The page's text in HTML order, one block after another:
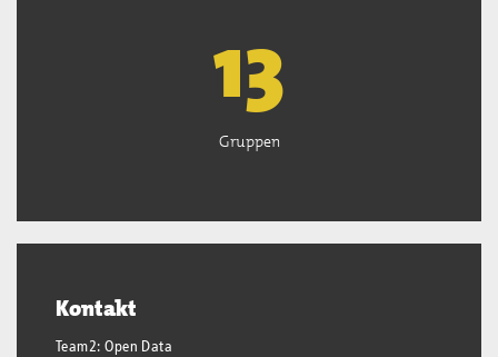
13
Gruppen
Kontakt
Team2: Open Data